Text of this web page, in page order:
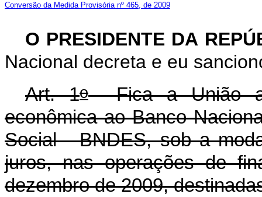
Conversão da Medida Provisória nº 465, de 2009
O PRESIDENTE DA
Nacional decreta e eu
Art. 1o
Fica a União
econômica ao Banco
Social - BNDES, sob a
juros, nas operações de
dezembro de 2009,